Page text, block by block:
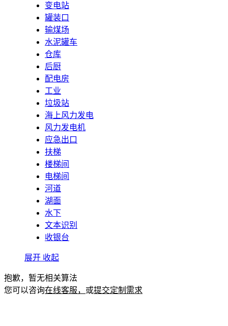
变电站
罐装口
输煤场
水泥罐车
仓库
后厨
配电房
工业
垃圾站
海上风力发电
风力发电机
应急出口
扶梯
楼梯间
电梯间
河道
湖面
水下
文本识别
收银台
展开 收起
抱歉，暂无相关算法
您可以咨询在线客服， 或提交定制需求